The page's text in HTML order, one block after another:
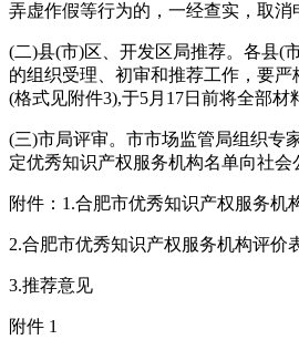
弄虚作假等行为的，一经查实，取
(二)县(市)区、开发区局推荐。各县(
的组织受理、初审和推荐工作，要
(格式见附件3),于5月17日前将全部
(三)市局评审。市市场监管局组织专
定优秀知识产权服务机构名单向社会
附件：1.合肥市优秀知识产权服务机
2.合肥市优秀知识产权服务机构评价
3.推荐意见
附件 1